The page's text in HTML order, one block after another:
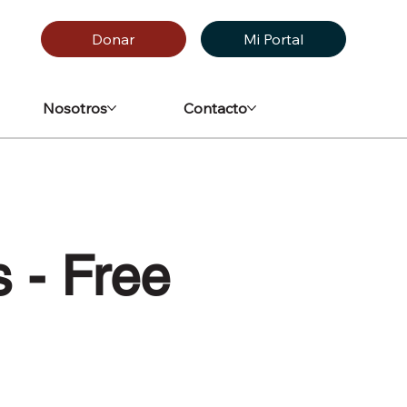
Donar Mi Portal
Nosotros Contacto
- Free